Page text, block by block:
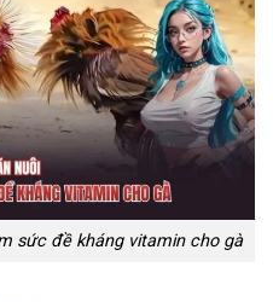
sức đề kháng vitamin cho gà